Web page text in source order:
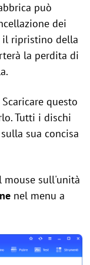
può
dei
il ripristino della
la perdita di
questo
Tutti i dischi
sua concisa
mouse sull'unità
nel menu a